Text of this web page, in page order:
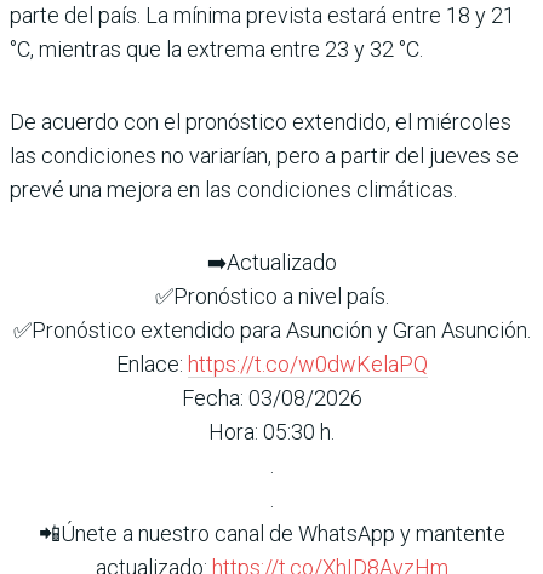
parte del país. La mínima prevista estará entre 18 y 21
°C, mientras que la extrema entre 23 y 32 °C.
De acuerdo con el pronóstico extendido, el miércoles
las condiciones no variarían, pero a partir del jueves se
prevé una mejora en las condiciones climáticas.
➡️Actualizado
✅Pronóstico a nivel país.
✅Pronóstico extendido para Asunción y Gran Asunción.
Enlace: https://t.co/w0dwKelaPQ
Fecha: 03/08/2026
Hora: 05:30 h.
📲Únete a nuestro canal de WhatsApp y mantente
actualizado: https://t.co/XhID8AvzHm